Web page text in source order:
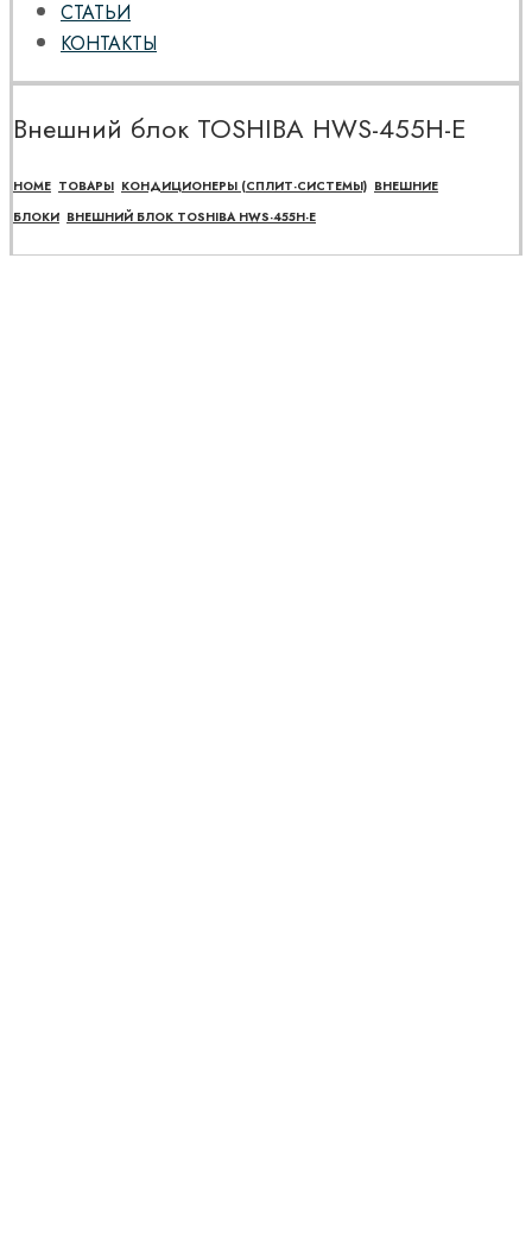
СТАТЬИ
КОНТАКТЫ
Внешний блок TOSHIBA HWS-455H-E
HOME ТОВАРЫ КОНДИЦИОНЕРЫ (СПЛИТ-СИСТЕМЫ) ВНЕШНИЕ
БЛОКИ ВНЕШНИЙ БЛОК TOSHIBA HWS-455H-E